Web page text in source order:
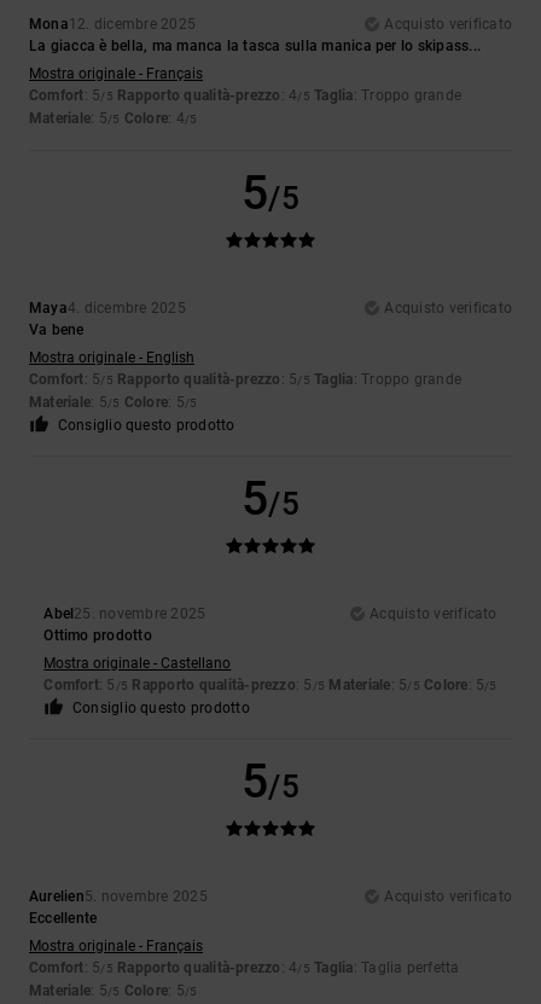
Mona12. dicembre 2025
Acquisto verificato
La giacca è bella, ma manca la tasca sulla manica per lo skipass...
Mostra originale - Français
Comfort: 5/5 Rapporto qualità-prezzo : 4/5 Taglia: Troppo grande
Materiale: 5/5 Colore: 4/5
5/5
Maya4. dicembre 2025
Acquisto verificato
Va bene
Mostra originale - English
Comfort: 5/5 Rapporto qualità-prezzo : 5/5 Taglia: Troppo grande
Materiale: 5/5 Colore: 5/5
Consiglio questo prodotto
5/5
Abel 25. novembre 2025
Acquisto verificato
Ottimo prodotto
Mostra originale - Castellano
Comfort: 5 /5 Rapporto qualità-prezzo: 5 /5 Materiale: 5/5 Colore: 5/5
Consiglio questo prodotto
5/5
Aurelien5. novembre 2025
Acquisto verificato
Eccellente
Mostra originale - Français
Comfort: 5/5 Rapporto qualità-prezzo : 4/5 Taglia: Taglia perfetta
Materiale: 5/5 Colore: 5/5